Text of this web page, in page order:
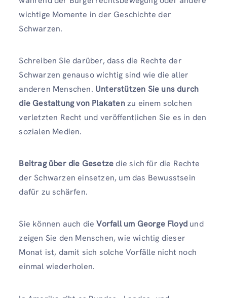
wichtige Momente in der Geschichte der
Schwarzen.
Schreiben Sie darüber, dass die Rechte der
Schwarzen genauso wichtig sind wie die aller
anderen Menschen. Unterstützen Sie uns durch
die Gestaltung von Plakatenzu einem solchen
verletzten Recht und veröffentlichen Sie es in den
sozialen Medien.
Beitrag über die Gesetzedie sich für die Rechte
der Schwarzen einsetzen, um das Bewusstsein
dafür zu schärfen.
Sie können auch dieVorfall um George Floyd und
zeigen Sie den Menschen, wie wichtig dieser
Monat ist, damit sich solche Vorfälle nicht noch
einmal wiederholen.